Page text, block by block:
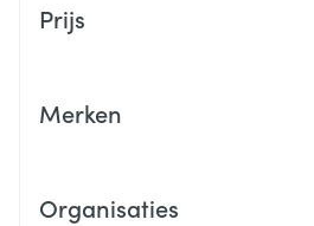
Prijs
Merken
Organisaties